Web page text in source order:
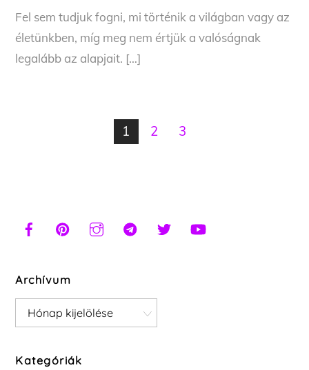
Fel sem tudjuk fogni, mi történik a világban vagy az
életünkben, míg meg nem értjük a valóságnak
legalább az alapjait. […]
1 2 3
Archívum
Archívum
Kategóriák